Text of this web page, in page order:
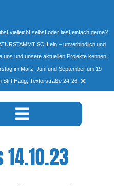
vielleicht selbst oder liest einfach gerne?
ein – unverbindlich und
uns und unsere aktuellen Projekte kennen:
im März, Juni und September um 19
Stift Haug, Textorstraße 24-26. ×